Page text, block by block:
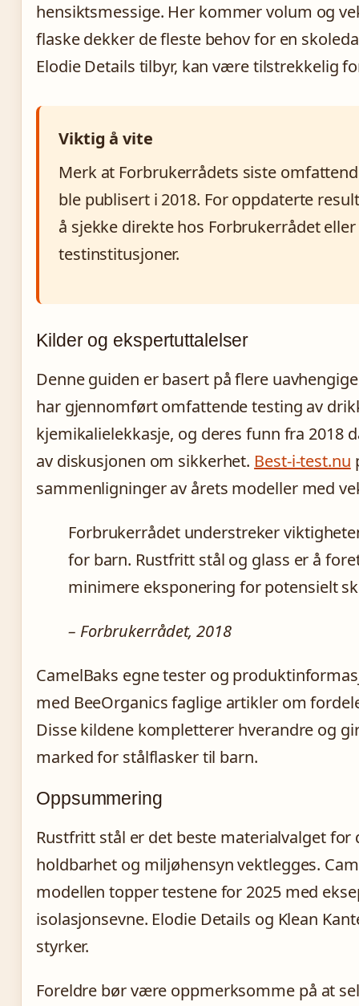
hensiktsmessige. Her kommer volum og
flaske dekker de fleste behov for en
Elodie Details tilbyr, kan være tilstrekkelig
Viktig å vite
Merk at Forbrukerrådets siste
ble publisert i 2018. For oppdaterte
å sjekke direkte hos Forbrukerrådet
testinstitusjoner.
Kilder og ekspertuttalelser
Denne guiden er basert på flere
har gjennomført omfattende testing av
kjemikalielekkasje, og deres funn fra 2018
av diskusjonen om sikkerhet. Best-i-test.nu
sammenligninger av årets modeller med
Forbrukerrådet understreker
for barn. Rustfritt stål og glass er å
minimere eksponering for potensielt
– Forbrukerrådet, 2018
CamelBaks egne tester og
med BeeOrganics faglige artikler om
Disse kildene kompletterer hverandre og
marked for stålflasker til barn.
Oppsummering
Rustfritt stål er det beste materialvalget
holdbarhet og miljøhensyn vektlegges.
modellen topper testene for 2025 med
isolasjonsevne. Elodie Details og Klean
styrker.
Foreldre bør være oppmerksomme på at